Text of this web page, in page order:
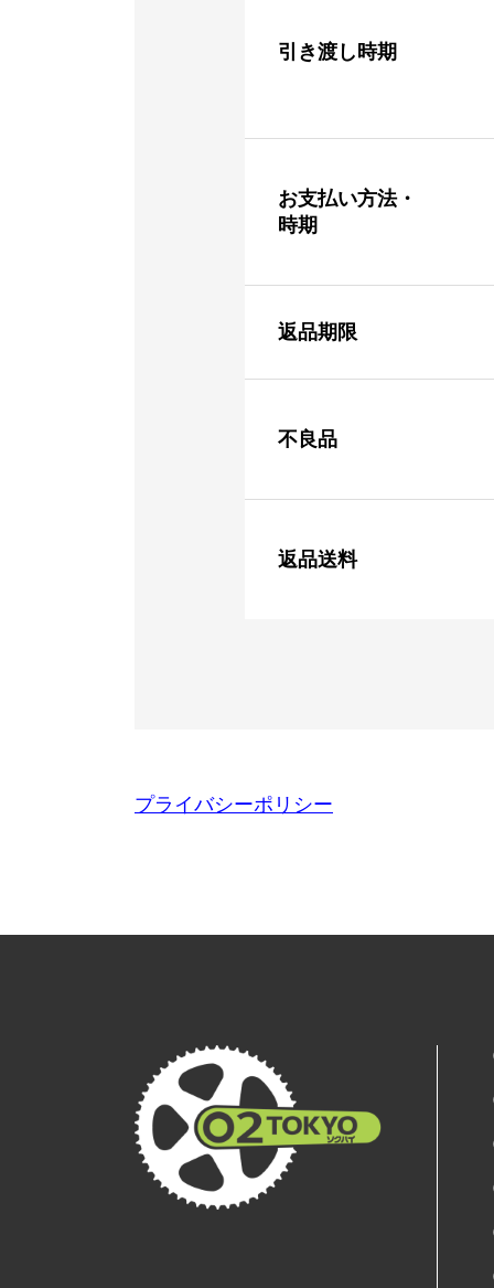
引き渡し時期
お支払い方法・
時期
返品期限
不良品
返品送料
プライバシーポリシー